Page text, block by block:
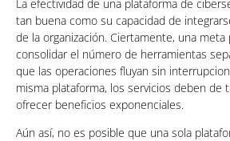
La efectividad de una plataforma de
tan buena como su capacidad de
de la organización. Ciertamente, una
consolidar el número de herramientas
que las operaciones fluyan sin
misma plataforma, los servicios deben de
ofrecer beneficios exponenciales.
Aún así, no es posible que una sola